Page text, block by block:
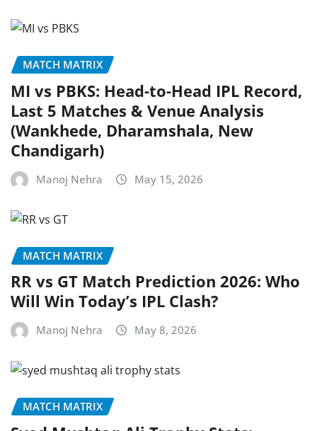
MATCH MATRIX
MI vs PBKS: Head-to-Head IPL Record,
Last 5 Matches & Venue Analysis
(Wankhede, Dharamshala, New
Chandigarh)
Manoj Nehra May 15, 2026
MATCH MATRIX
RR vs GT Match Prediction 2026: Who
Will Win Today’s IPL Clash?
Manoj Nehra May 8, 2026
MATCH MATRIX